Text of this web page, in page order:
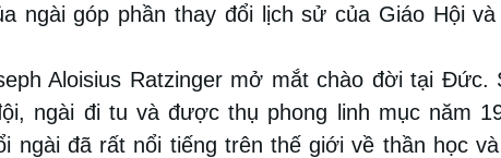
ngài góp phần thay đổi lịch sử của Giáo Hội
Aloisius Ratzingermở mắt chào đời tại Đức.
ngài đi tu và được thụ phong linh mục năm
ngài đã rất nổi tiếng trên thế giới về thần học